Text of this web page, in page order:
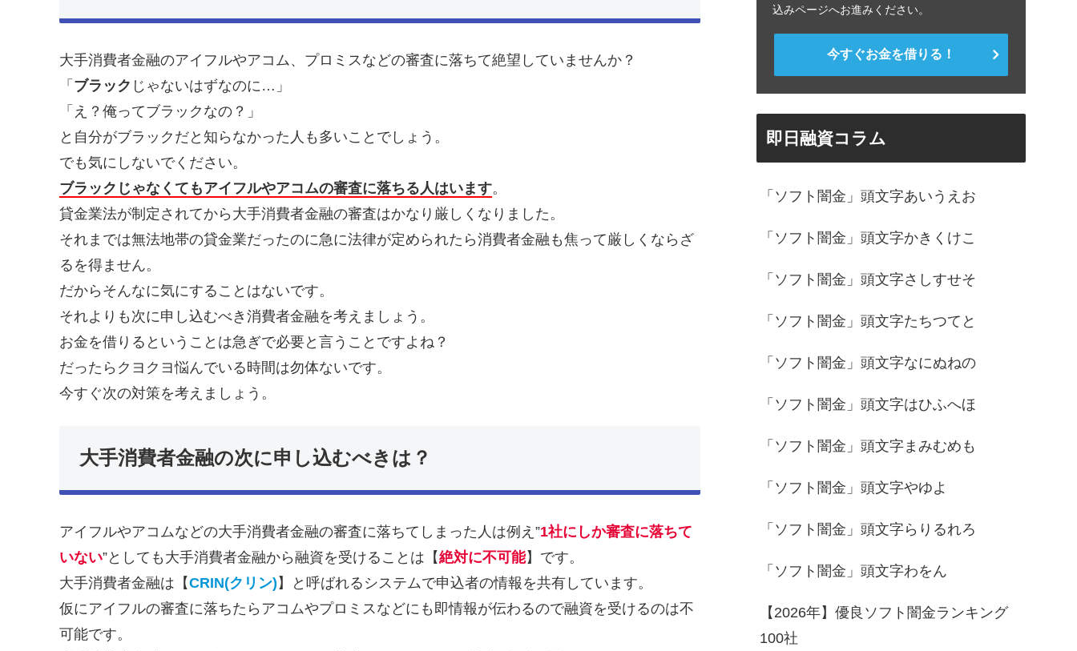
大手消費者金融のアイフルやアコム、プロミスなどの審査に落ちて絶望していませんか？
「 ブラック じゃないはずなのに…」
「え？俺ってブラックなの？」
と自分がブラックだと知らなかった人も多いことでしょう。
でも気にしないでください。
ブラックじゃなくてもアイフルやアコムの審査に落ちる人はいます。
貸金業法が制定されてから大手消費者金融の審査はかなり厳しくなりました。
それまでは無法地帯の貸金業だったのに急に法律が定められたら消費者金融も焦って厳しくならざ
るを得ません。
だからそんなに気にすることはないです。
それよりも次に申し込むべき消費者金融を考えましょう。
お金を借りるということは急ぎで必要と言うことですよね？
だったらクヨクヨ悩んでいる時間は勿体ないです。
今すぐ次の対策を考えましょう。
大手消費者金融の次に申し込むべきは？
アイフルやアコムなどの大手消費者金融の審査に落ちてしまった人は例え”1社にしか審査に落ちて
いない”としても大手消費者金融から融資を受けることは【絶対に不可能】です。
大手消費者金融は【CRIN(クリン) 】と呼ばれるシステムで申込者の情報を共有しています。
仮にアイフルの審査に落ちたらアコムやプロミスなどにも即情報が伝わるので融資を受けるのは不
可能です。
込みページへお進みください。
今すぐお金を借りる！
即日融資コラム
「ソフト闇金」頭文字あいうえお
「ソフト闇金」頭文字かきくけこ
「ソフト闇金」頭文字さしすせそ
「ソフト闇金」頭文字たちつてと
「ソフト闇金」頭文字なにぬねの
「ソフト闇金」頭文字はひふへほ
「ソフト闇金」頭文字まみむめも
「ソフト闇金」頭文字やゆよ
「ソフト闇金」頭文字らりるれろ
「ソフト闇金」頭文字わをん
【2026年】優良ソフト闇金ランキング
100社